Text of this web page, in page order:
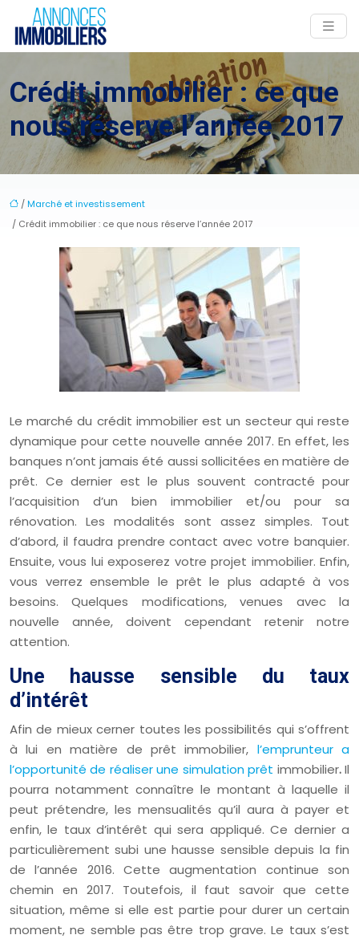
Crédit immobilier : ce que
nous réserve l’année 2017
/Marché et investissement
/ Crédit immobilier : ce que nous réserve l’année 2017
Le marché du crédit immobilier est un secteur qui reste
dynamique pour cette nouvelle année 2017. En effet, les
banques n’ont jamais été aussi sollicitées en matière de
prêt. Ce dernier est le plus souvent contracté pour
l’acquisition d’un bien immobilier et/ou pour sa
rénovation. Les modalités sont assez simples. Tout
d’abord, il faudra prendre contact avec votre banquier.
Ensuite, vous lui exposerez votre projet immobilier. Enfin,
vous verrez ensemble le prêt le plus adapté à vos
besoins. Quelques modifications, venues avec la
nouvelle année, doivent cependant retenir notre
attention.
Une hausse sensible du taux
d’intérêt
Afin de mieux cerner toutes les possibilités qui s’offrent
à lui en matière de prêt immobilier, l’emprunteur a
l’opportunité de réaliser une simulation prêt immobilier.Il
pourra notamment connaître le montant à laquelle il
peut prétendre, les mensualités qu’il aura à payer et
enfin, le taux d’intérêt qui sera appliqué. Ce dernier a
particulièrement subi une hausse sensible depuis la fin
de l’année 2016. Cette augmentation continue son
chemin en 2017. Toutefois, il faut savoir que cette
situation, même si elle est partie pour durer un certain
moment, ne semble pas être trop grave. Le taux s’est